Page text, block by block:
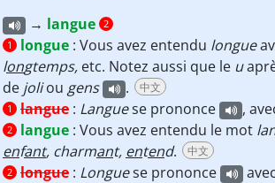
→ langue 2
1
longue : Vous avez entendu longue
longtemps, etc. Notez aussi que le u
de joliou gens . 中文
1 langue : Languese prononce ,
2 langue : Vous avez entendu le mot
enfant, charmant, entend. 中文
2 longue : Longuese prononce